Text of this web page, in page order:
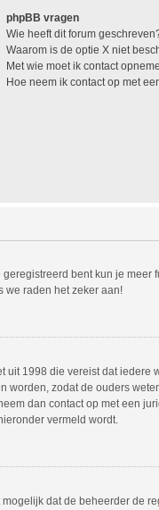
phpBB vragen
Wie heeft dit forum
Waarom is de optie X niet
Met wie moet ik contact
Hoe neem ik contact op met
bent kun je
we raden het zeker aan!
uit 1998 die vereist dat
zodat de ouders
dan contact op met een
vermeld wordt.
dat de beheerder de